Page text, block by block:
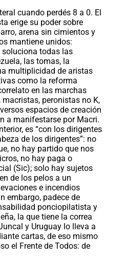
cuando perdés 8 a 0. El
erige su poder sobre
arena sin cimientos y
mantiene unidos:
soluciona todas las
las tomas, la
multiplicidad de aristas
como la reforma
en las marchas
peronistas no K,
espacios de creación
a manifestarse por Macri.
es “con los dirigentes
de los dirigentes”: no
no hay partido que nos
no hay paga o
(Sic); solo hay sujetos
de los pelos a un
e incendios
embargo, padece de
ponciopilatista y
la que tiene la correa
y Uruguay lo lleva a
cartas, de eso mismo
el Frente de Todos: de